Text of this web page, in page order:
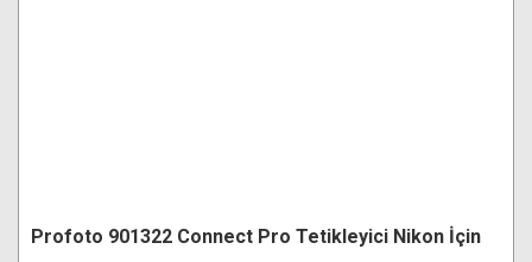
Profoto 901322 Connect Pro Tetikleyici Nikon İçin